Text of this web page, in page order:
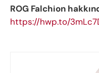
ROG Falchion
https://hwp.to/